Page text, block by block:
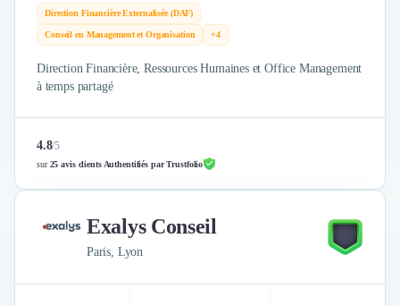
Direction Financière Externalisée (DAF)
Conseil en Management et Organisation +4
Direction Financière, Ressources Humaines et Office Management
à temps partagé
4.8/5
sur25 avis clients Authentifiés par Trustfolio
Exalys Conseil
Paris, Lyon